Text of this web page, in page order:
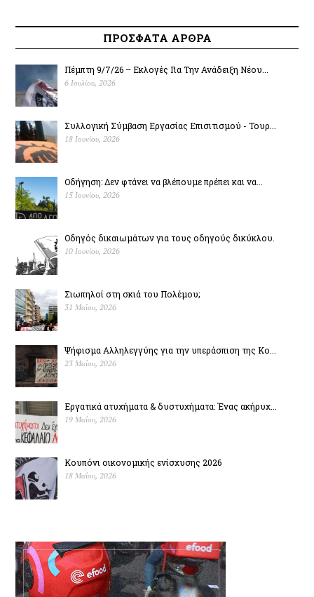
ΠΡΟΣΦΑΤΑ ΑΡΘΡΑ
Πέμπτη 9/7/26 – Εκλογές Για Την Ανάδειξη Νέου...
6 Ιουλίου, 2026
Συλλογική Σύμβαση Εργασίας Επισιτισμού - Τουρ...
18 Ιουνίου, 2026
Οδήγηση: Δεν φτάνει να βλέπουμε πρέπει και να...
15 Ιουνίου, 2026
Οδηγός δικαιωμάτων για τους οδηγούς δικύκλου.
10 Ιουνίου, 2026
Σιωπηλοί στη σκιά του Πολέµου;
31 Μαΐου, 2026
Ψήφισμα Αλληλεγγύης για την υπεράσπιση της Κο...
23 Μαΐου, 2026
Εργατικά ατυχήματα & δυστυχήµατα: Ένας ακήρυχ...
19 Μαΐου, 2026
Κουπόνι οικονομικής ενίσχυσης 2026
18 Μαΐου, 2026